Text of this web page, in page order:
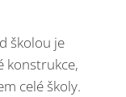
školou je
konstrukce,
celé školy.